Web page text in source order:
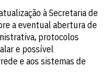
à Secretaria de
a eventual abertura de
protocolos
e possível
e aos sistemas de